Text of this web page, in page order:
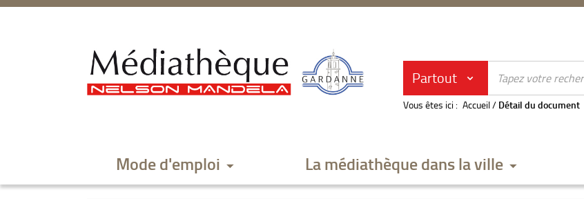
recherche
Partout
Vous êtes ici : Accueil/ Détail du document
Mode d'emploi La médiathèque dans la ville